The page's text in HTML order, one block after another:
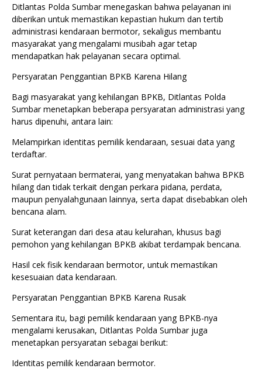
Ditlantas Polda Sumbar menegaskan bahwa pelayanan ini
diberikan untuk memastikan kepastian hukum dan tertib
administrasi kendaraan bermotor, sekaligus membantu
masyarakat yang mengalami musibah agar tetap
mendapatkan hak pelayanan secara optimal.
Persyaratan Penggantian BPKB Karena Hilang
Bagi masyarakat yang kehilangan BPKB, Ditlantas Polda
Sumbar menetapkan beberapa persyaratan administrasi yang
harus dipenuhi, antara lain:
Melampirkan identitas pemilik kendaraan, sesuai data yang
terdaftar.
Surat pernyataan bermaterai, yang menyatakan bahwa BPKB
hilang dan tidak terkait dengan perkara pidana, perdata,
maupun penyalahgunaan lainnya, serta dapat disebabkan oleh
bencana alam.
Surat keterangan dari desa atau kelurahan, khusus bagi
pemohon yang kehilangan BPKB akibat terdampak bencana.
Hasil cek fisik kendaraan bermotor, untuk memastikan
kesesuaian data kendaraan.
Persyaratan Penggantian BPKB Karena Rusak
Sementara itu, bagi pemilik kendaraan yang BPKB-nya
mengalami kerusakan, Ditlantas Polda Sumbar juga
menetapkan persyaratan sebagai berikut:
Identitas pemilik kendaraan bermotor.